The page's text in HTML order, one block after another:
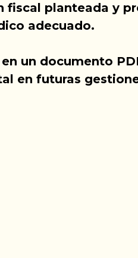
fiscal planteada y
adecuado.
un documento
en futuras